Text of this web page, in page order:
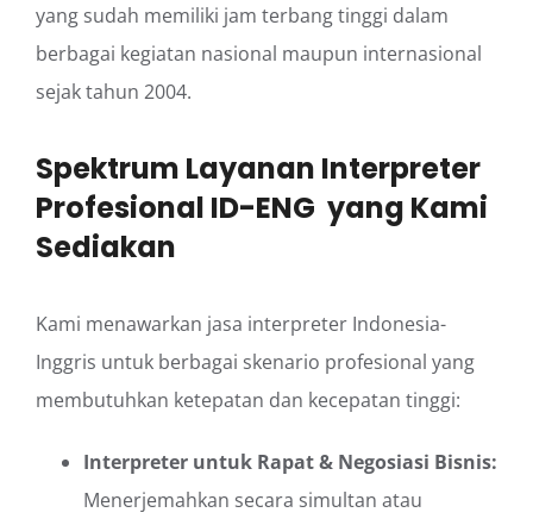
yang sudah memiliki jam terbang tinggi dalam
berbagai kegiatan nasional maupun internasional
sejak tahun 2004.
Spektrum Layanan Interpreter
Profesional ID-ENG yang Kami
Sediakan
Kami menawarkan jasa interpreter Indonesia-
Inggris untuk berbagai skenario profesional yang
membutuhkan ketepatan dan kecepatan tinggi:
Interpreter untuk Rapat & Negosiasi Bisnis:
Menerjemahkan secara simultan atau